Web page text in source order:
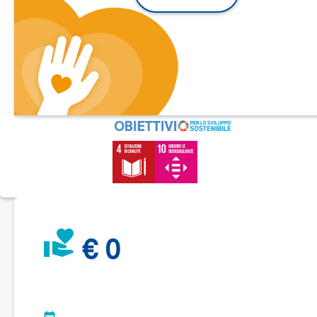
Ogni primavera, da più di 20 anni,Librinfesta trasforma la
in un festival di immaginazione e parole
scuole del territorio, accogliendo autori e autrici da tutta
e facendo incontrare più di 2500 giovani lettori con i libri, i
sogni e il futuro.
Lo facciamo con passione, con cura. E lo facciamoinsieme:
con chi partecipa, con chi ospita, con chi racconta.
Librinfesta esiste perché tante persone ci credono, e ci
Adrian Fartade, Neri Marcoré, Nicolai Lilin, Enrico Galiano e
tanti altri. Ma i veri protagonisti restano loro: i ragazzi e le
ragazze che scoprono un nuovo modo di guardare il mondo.
€ 0